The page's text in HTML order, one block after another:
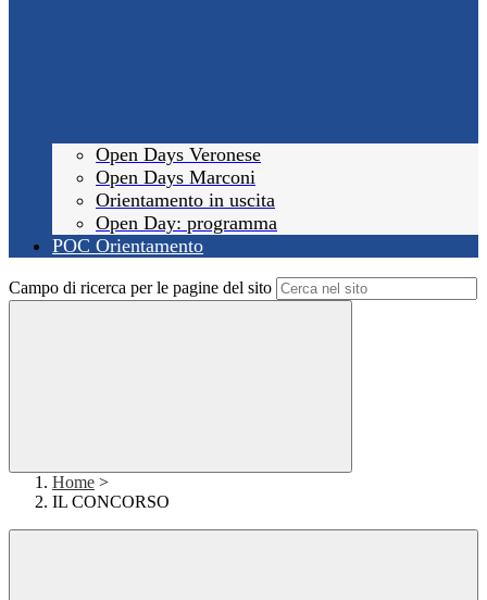
Open Days Veronese
Open Days Marconi
Orientamento in uscita
Open Day: programma
POC Orientamento
Campo di ricerca per le pagine del sito
Home >
IL CONCORSO